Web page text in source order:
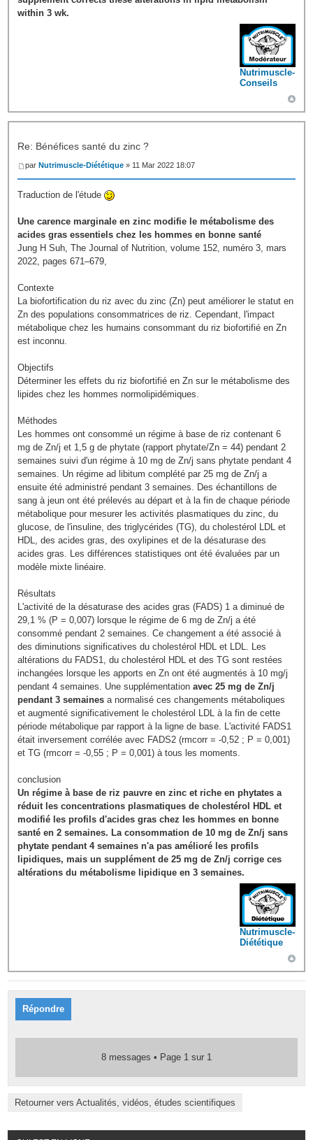
within 3 wk.
Nutrimuscle-
Conseils
Re: Bénéfices santé du zinc ?
par Nutrimuscle-Diététique » 11 Mar 2022 18:07
Traduction de l'étude
Une carence marginale en zinc modifie le métabolisme des
acides gras essentiels chez les hommes en bonne santé
Jung H Suh, The Journal of Nutrition, volume 152, numéro 3, mars
2022, pages 671–679,
Contexte
La biofortification du riz avec du zinc (Zn) peut améliorer le statut en
Zn des populations consommatrices de riz. Cependant, l'impact
métabolique chez les humains consommant du riz biofortifié en Zn
est inconnu.
Objectifs
Déterminer les effets du riz biofortifié en Zn sur le métabolisme des
lipides chez les hommes normolipidémiques.
Méthodes
Les hommes ont consommé un régime à base de riz contenant 6
mg de Zn/j et 1,5 g de phytate (rapport phytate/Zn = 44) pendant 2
semaines suivi d'un régime à 10 mg de Zn/j sans phytate pendant 4
semaines. Un régime ad libitum complété par 25 mg de Zn/j a
ensuite été administré pendant 3 semaines. Des échantillons de
sang à jeun ont été prélevés au départ et à la fin de chaque période
métabolique pour mesurer les activités plasmatiques du zinc, du
glucose, de l'insuline, des triglycérides (TG), du cholestérol LDL et
HDL, des acides gras, des oxylipines et de la désaturase des
acides gras. Les différences statistiques ont été évaluées par un
modèle mixte linéaire.
Résultats
L'activité de la désaturase des acides gras (FADS) 1 a diminué de
29,1 % (P = 0,007) lorsque le régime de 6 mg de Zn/j a été
consommé pendant 2 semaines. Ce changement a été associé à
des diminutions significatives du cholestérol HDL et LDL. Les
altérations du FADS1, du cholestérol HDL et des TG sont restées
inchangées lorsque les apports en Zn ont été augmentés à 10 mg/j
pendant 4 semaines. Une supplémentation avec 25 mg de Zn/j
pendant 3 semaines a normalisé ces changements métaboliques
et augmenté significativement le cholestérol LDL à la fin de cette
période métabolique par rapport à la ligne de base. L'activité FADS1
était inversement corrélée avec FADS2 (rmcorr = -0,52 ; P = 0,001)
et TG (rmcorr = -0,55 ; P = 0,001) à tous les moments.
conclusion
Un régime à base de riz pauvre en zinc et riche en phytates a
réduit les concentrations plasmatiques de cholestérol HDL et
modifié les profils d'acides gras chez les hommes en bonne
santé en 2 semaines. La consommation de 10 mg de Zn/j sans
phytate pendant 4 semaines n'a pas amélioré les profils
lipidiques, mais un supplément de 25 mg de Zn/j corrige ces
altérations du métabolisme lipidique en 3 semaines.
Nutrimuscle-
Diététique
Répondre
8 messages • Page 1 sur 1
Retourner vers Actualités, vidéos, études scientifiques